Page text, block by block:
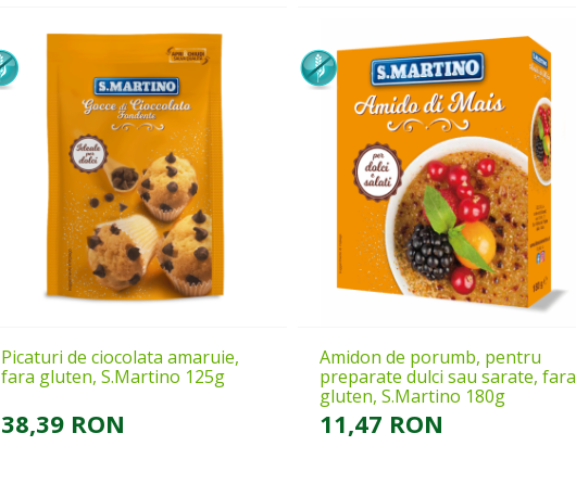
Picaturi de ciocolata amaruie,
fara gluten, S.Martino 125g
38,39 RON
Amidon de porumb, pentru
preparate dulci sau sarate, fara
gluten, S.Martino 180g
11,47 RON